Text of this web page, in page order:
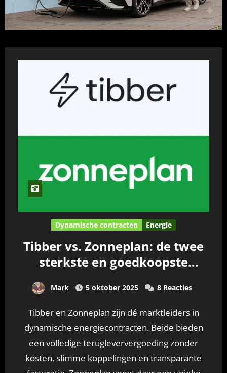
Dynamische contracten Energie
Tibber vs. Zonneplan: de twee
sterkste en goedkoopste
energiecontracten
Mark 5 oktober 2025 8 Reacties
Tibber en Zonneplan zijn dé marktleiders in
dynamische energiecontracten. Beide bieden
een volledige terugleververgoeding zonder
kosten, slimme koppelingen en transparante